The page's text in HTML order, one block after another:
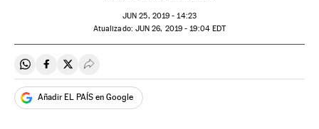
JUN 25, 2019 - 14:23
atualizado: JUN 26, 2019 - 19:04EDT
Compartir en Whatsapp
Compartir en Facebook
Compartir en Twitter
Desplegar Redes Sociales
Añadir EL PAÍS en Google